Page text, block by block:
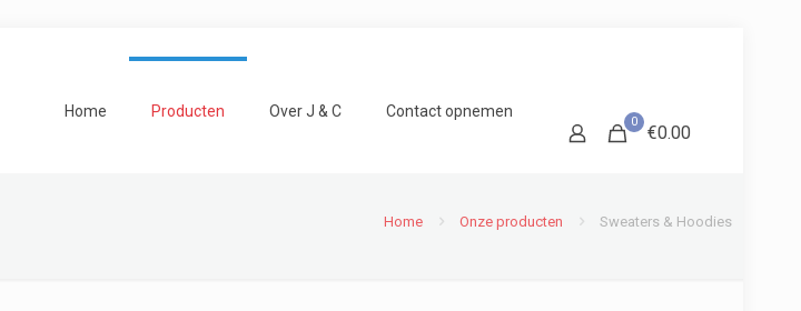
Home Producten Over J & C Contact opnemen
0
€0.00
Home Onze producten Sweaters & Hoodies